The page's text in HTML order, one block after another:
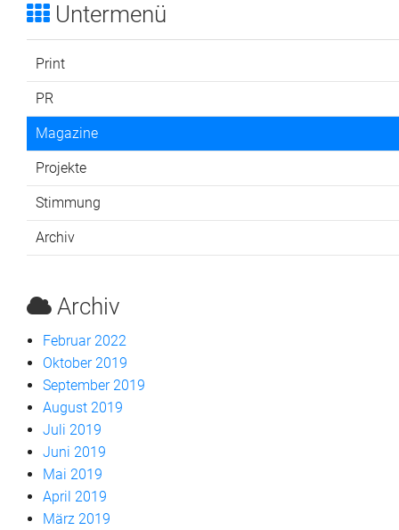
Untermenü
Print
PR
Magazine
Projekte
Stimmung
Archiv
Archiv
Februar 2022
Oktober 2019
September 2019
August 2019
Juli 2019
Juni 2019
Mai 2019
April 2019
März 2019